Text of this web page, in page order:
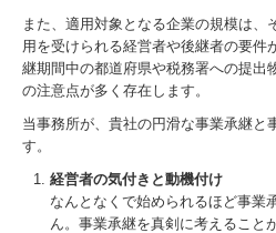
また、適用対象となる企業の規模は、
用を受けられる経営者や後継者の要件
継期間中の都道府県や税務署への提出
の注意点が多く存在します。
当事務所が、貴社の円滑な事業承継と
す。
経営者の気付きと動機付け
なんとなくで始められるほど事業
ん。事業承継を真剣に考えること